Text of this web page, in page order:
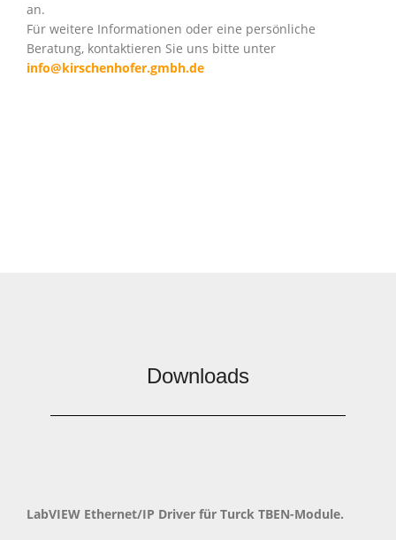
an.
Für weitere Informationen oder eine persönliche
Beratung, kontaktieren Sie uns bitte unter
info@kirschenhofer.gmbh.de
Downloads
LabVIEW Ethernet/IP Driver für Turck TBEN-Module.